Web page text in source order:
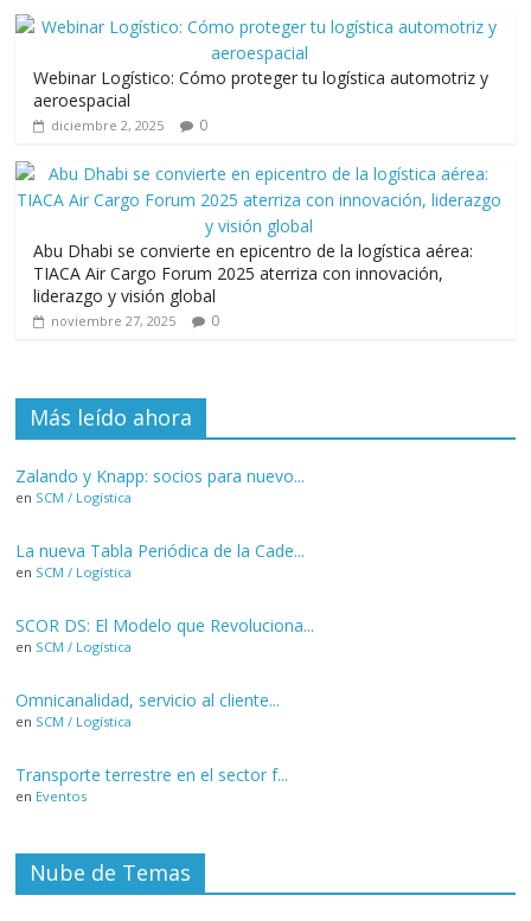
Webinar Logístico: Cómo proteger tu logística automotriz y
aeroespacial
diciembre 2, 2025 0
Abu Dhabi se convierte en epicentro de la logística aérea:
TIACA Air Cargo Forum 2025 aterriza con innovación,
liderazgo y visión global
noviembre 27, 2025 0
Más leído ahora
Zalando y Knapp: socios para nuevo...
en SCM / Logística
La nueva Tabla Periódica de la Cade...
en SCM / Logística
SCOR DS: El Modelo que Revoluciona...
en SCM / Logística
Omnicanalidad, servicio al cliente...
en SCM / Logística
Transporte terrestre en el sector f...
en Eventos
Nube de Temas